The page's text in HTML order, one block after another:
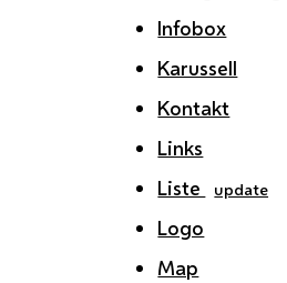
Infobox
Karussell
Kontakt
Links
Liste
update
Logo
Map